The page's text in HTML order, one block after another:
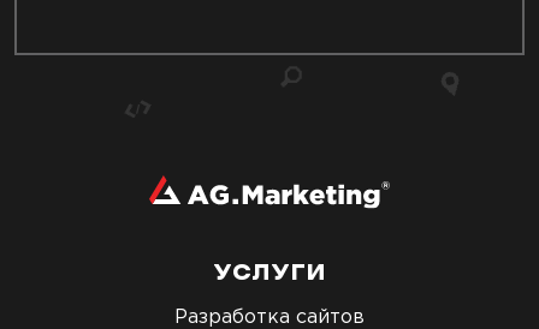
УСЛУГИ
Разработка сайтов